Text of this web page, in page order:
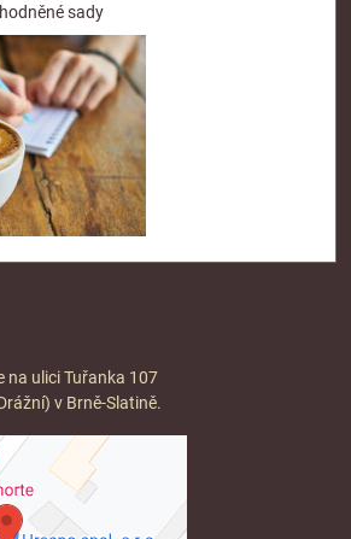
sady
na ulici Tuřanka 107
v Brně-Slatině.